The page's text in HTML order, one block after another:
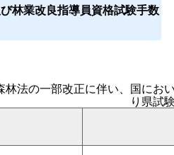
林業改良指導員資格試験手数
林法の一部改正に伴い、国に
り県試